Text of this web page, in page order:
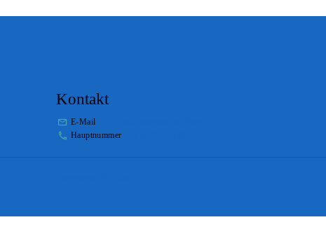
Kontakt
E-Mail
Hauptnummer